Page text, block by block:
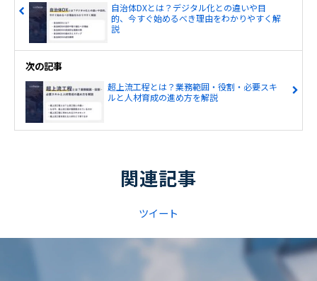
自治体DXとは？デジタル化との違いや目
的、今すぐ始めるべき理由をわかりやすく解
説
次の記事
超上流工程とは？業務範囲・役割・必要スキ
ルと人材育成の進め方を解説
関連記事
ツイート